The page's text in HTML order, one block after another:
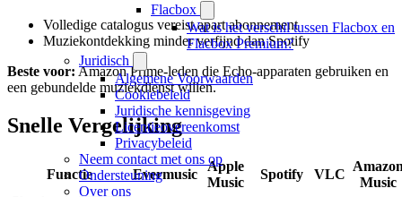
Flacbox
Wat is het verschil tussen Flacbox en
Flacbox Premium?
Juridisch
Algemene Voorwaarden
Cookiebeleid
Juridische kennisgeving
Licentieovereenkomst
Privacybeleid
Neem contact met ons op
Ondersteuning
Over ons
Volledige catalogus vereist apart abonnement
Muziekontdekking minder verfijnd dan Spotify
Beste voor: Amazon Prime-leden die Echo-apparaten gebruiken en
een gebundelde muziekdienst willen.
Snelle Vergelijking
Functie Evermusic
Apple
Music
Spotify VLC
Music